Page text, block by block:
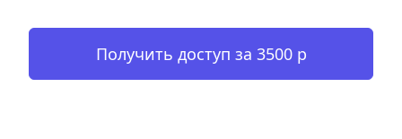
Получить доступ за 3500 р